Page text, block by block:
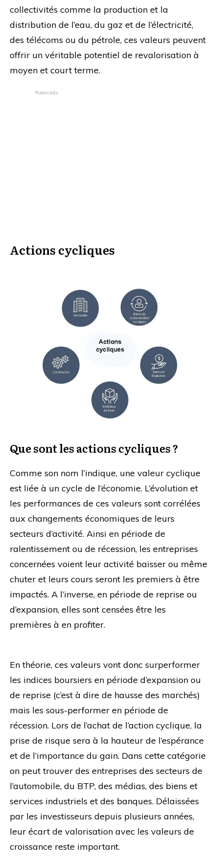
collectivités comme la production et la
distribution de l‘eau, du gaz et de l’électricité,
des télécoms ou du pétrole, ces valeurs peuvent
offrir un véritable potentiel de revalorisation à
moyen et court terme.
Publicités
Actions cycliques
Que sont les actions cycliques ?
Comme son nom l’indique, une valeur cyclique
est liée à un cycle de l’économie. L’évolution et
les performances de ces valeurs sont corrélées
aux changements économiques de leurs
secteurs d’activité. Ainsi en période de
ralentissement ou de récession, les entreprises
concernées voient leur activité baisser ou même
chuter et leurs cours seront les premiers à être
impactés. A l’inverse, en période de reprise ou
d’expansion, elles sont censées être les
premières à en profiter.
En théorie, ces valeurs vont donc surperformer
les indices boursiers en période d’expansion ou
de reprise (c’est à dire de hausse des marchés)
mais les sous-performer en période de
récession. Lors de l’achat de l’action cyclique, la
prise de risque sera à la hauteur de l’espérance
et de l’importance du gain. Dans cette catégorie
on peut trouver des entreprises des secteurs de
l’automobile, du BTP, des médias, des biens et
services industriels et des banques. Délaissées
par les investisseurs depuis plusieurs années,
leur écart de valorisation avec les valeurs de
croissance reste important.